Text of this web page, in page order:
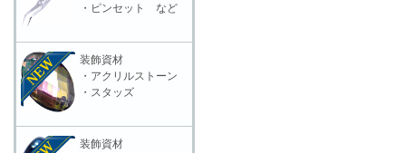
・ピンセット など
装飾資材
・アクリルストーン
・スタッズ
装飾資材